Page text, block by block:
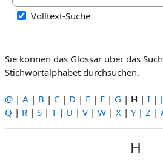
Volltext-Suche
Sie können das Glossar über das
Stichwortalphabet durchsuchen.
@ | A | B | C | D | E | F | G | H | I | J
Q | R | S | T| U | V | W | X | Y| Z |
H